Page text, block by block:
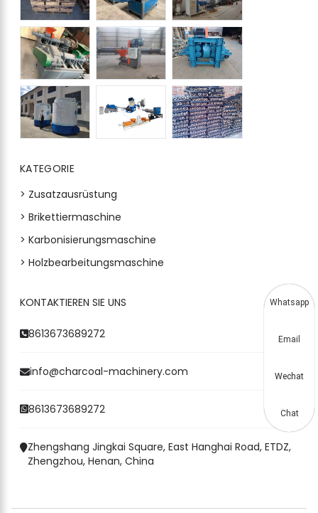
KATEGORIE
> Zusatzausrüstung
> Brikettiermaschine
> Karbonisierungsmaschine
> Holzbearbeitungsmaschine
KONTAKTIEREN SIE UNS
8613673689272
info@charcoal-machinery.com
8613673689272
Zhengshang Jingkai Square, East Hanghai Road, ETDZ,
Zhengzhou, Henan, China
Whatsapp
Email
Wechat
Chat